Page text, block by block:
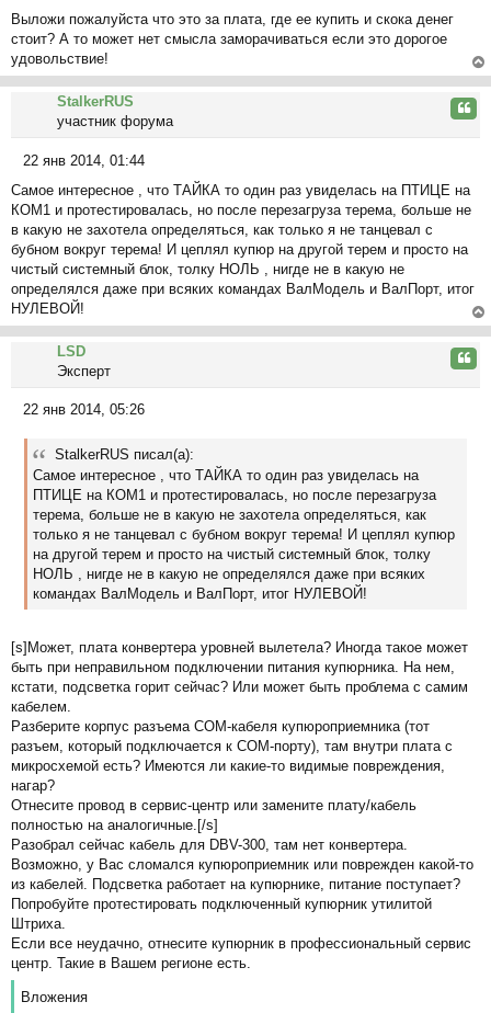
Выложи пожалуйста что это за плата, где ее купить и скока денег
стоит? А то может нет смысла заморачиваться если это дорогое
удовольствие!
ер
ну
ть
ся
StalkerRUS
участник форума
о
о
б
щ
е
н
и
22 янв 2014, 01:44
Самое интересное , что ТАЙКА то один раз увиделась на ПТИЦЕ на
КОМ1 и протестировалась, но после перезагруза терема, больше не
в какую не захотела определяться, как только я не танцевал с
бубном вокруг терема! И цеплял купюр на другой терем и просто на
чистый системный блок, толку НОЛЬ , нигде не в какую не
определялся даже при всяких командах ВалМодель и ВалПорт, итог
НУЛЕВОЙ!
ер
ну
ть
ся
LSD
Эксперт
о
щ
22 янв 2014, 05:26
StalkerRUS писал(а):
Самое интересное , что ТАЙКА то один раз увиделась на
ПТИЦЕ на КОМ1 и протестировалась, но после перезагруза
терема, больше не в какую не захотела определяться, как
только я не танцевал с бубном вокруг терема! И цеплял купюр
на другой терем и просто на чистый системный блок, толку
НОЛЬ , нигде не в какую не определялся даже при всяких
командах ВалМодель и ВалПорт, итог НУЛЕВОЙ!
[s]Может, плата конвертера уровней вылетела? Иногда такое может
быть при неправильном подключении питания купюрника. На нем,
кстати, подсветка горит сейчас? Или может быть проблема с самим
кабелем.
Разберите корпус разъема COM-кабеля купюроприемника (тот
разъем, который подключается к COM-порту), там внутри плата с
микросхемой есть? Имеются ли какие-то видимые повреждения,
нагар?
Отнесите провод в сервис-центр или замените плату/кабель
полностью на аналогичные.[/s]
Разобрал сейчас кабель для DBV-300, там нет конвертера.
Возможно, у Вас сломался купюроприемник или поврежден какой-то
из кабелей. Подсветка работает на купюрнике, питание поступает?
Попробуйте протестировать подключенный купюрник утилитой
Штриха.
Если все неудачно, отнесите купюрник в профессиональный сервис
центр. Такие в Вашем регионе есть.
Вложения